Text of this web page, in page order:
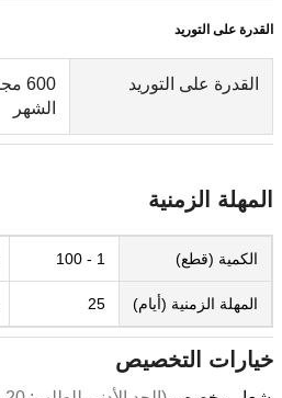
القدرة على التوريد
القدرة على التوريد
الشهر
المهلة الزمنية
الكمية (قطع) 1 - 100
المهلة الزمنية (أيام) 25
خيارات التخصيص